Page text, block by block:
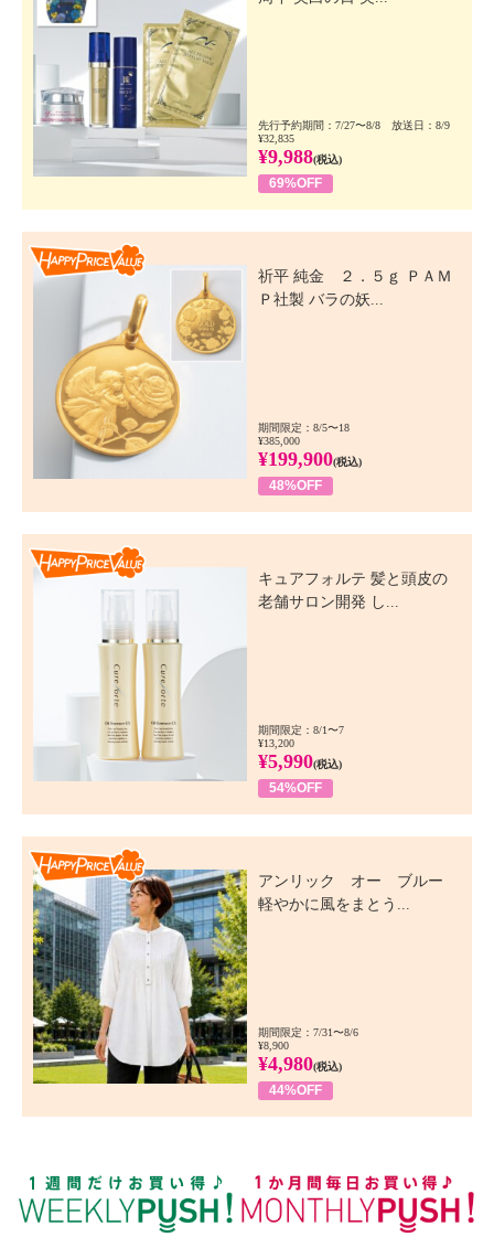
先行予約期間：7/27〜8/8 放送日：8/9
¥32,835
¥9,988(税込)
69%OFF
祈平 純金 ２．５ｇ ＰＡＭ
Ｐ社製 バラの妖...
期間限定：8/5〜18
¥385,000
¥199,900(税込)
48%OFF
キュアフォルテ 髪と頭皮の
老舗サロン開発 し...
期間限定：8/1〜7
¥13,200
¥5,990(税込)
54%OFF
アンリック オー ブルー
軽やかに風をまとう...
期間限定：7/31〜8/6
¥8,900
¥4,980(税込)
44%OFF